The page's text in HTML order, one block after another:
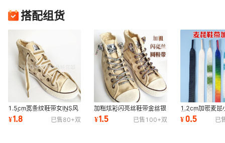
搭配组货
1.5cm宽条纹鞋带女INS风
男帆布鞋带间色红色绿色卡
其色鞋带批发
¥1.8 已售80+双
加粗炫彩闪亮丝鞋带金丝银
丝男女帆布运动休闲鞋带
¥1.5 已售 100+双
1.2cm加密麦昆
带白色七彩渐
布鞋空军一号
¥0.5 已